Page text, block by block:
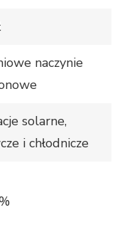
naczynie
solarne,
i chłodnicze